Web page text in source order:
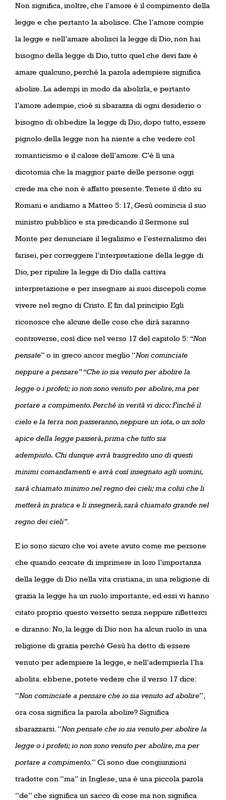
Non significa, inoltre, che l’amore è il compimento della
legge e che pertanto la abolisce. Che l’amore compie
la legge e nell’amare abolisci la legge di Dio, non hai
bisogno della legge di Dio, tutto quel che devi fare è
amare qualcuno, perché la parola adempiere significa
abolire. La adempi in modo da abolirla, e pertanto
l’amore adempie, cioè si sbarazza di ogni desiderio o
bisogno di obbedire la legge di Dio, dopo tutto, essere
pignolo della legge non ha niente a che vedere col
romanticismo e il calore dell’amore. C’è lì una
dicotomia che la maggior parte delle persone oggi
crede ma che non è affatto presente. Tenete il dito su
Romani e andiamo a Matteo 5: 17, Gesù comincia il suo
ministro pubblico e sta predicando il Sermone sul
Monte per denunciare il legalismo e l’esternalismo dei
farisei, per correggere l’interpretazione della legge di
Dio, per ripulire la legge di Dio dalla cattiva
interpretazione e per insegnare ai suoi discepoli come
vivere nel regno di Cristo. E fin dal principio Egli
riconosce che alcune delle cose che dirà saranno
controverse, così dice nel verso 17 del capitolo 5: “Non
pensate” o in greco ancor meglio “Non cominciate
neppure a pensare” “Che io sia venuto per abolire la
legge o i profeti; io non sono venuto per abolire, ma per
portare a compimento. Perché in verità vi dico: Finché il
cielo e la terra non passeranno, neppure un iota, o un solo
apice della legge passerà, prima che tutto sia
adempiuto. Chi dunque avrà trasgredito uno di questi
minimi comandamenti e avrà cosí insegnato agli uomini,
sarà chiamato minimo nel regno dei cieli; ma colui che li
metterà in pratica e li insegnerà, sarà chiamato grande nel
regno dei cieli”.
E io sono sicuro che voi avete avuto come me persone
che quando cercate di imprimere in loro l’importanza
della legge di Dio nella vita cristiana, in una religione di
grazia la legge ha un ruolo importante, ed essi vi hanno
citato proprio questo versetto senza neppure rifletterci
e diranno: No, la legge di Dio non ha alcun ruolo in una
religione di grazia perché Gesù ha detto di essere
venuto per adempiere la legge, e nell’adempierla l’ha
abolita. ebbene, potete vedere che il verso 17 dice:
“Non cominciate a pensare che io sia venuto ad abolire”,
ora cosa significa la parola abolire? Significa
sbarazzarsi. “Non pensate che io sia venuto per abolire la
legge o i profeti; io non sono venuto per abolire, ma per
portare a compimento.” Ci sono due congiunzioni
tradotte con “ma” in Inglese, una è una piccola parola
“de” che significa un sacco di cose ma non significa